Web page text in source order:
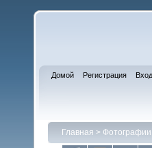
Домой Регистрация Вход
Главная >